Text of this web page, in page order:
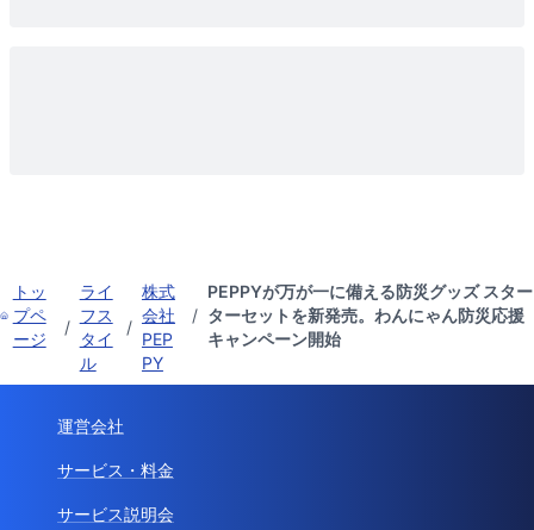
トッ
プペ
ージ
/
ライ
フス
タイ
ル
/
株式
会社
PEP
PY
/
PEPPYが万が一に備える防災グッズ スター
ターセットを新発売。わんにゃん防災応援
キャンペーン開始
運営会社
サービス・料金
サービス説明会